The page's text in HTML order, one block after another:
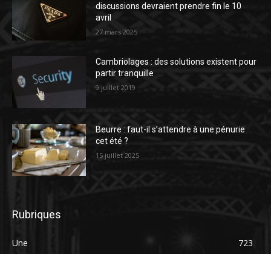
discussions devraient prendre fin le 10
avril
27 mars 2025
Cambriolages : des solutions existent pour
partir tranquille
9 juillet 2019
Beurre : faut-il s’attendre à une pénurie
cet été ?
15 juillet 2025
Rubriques
Une
723